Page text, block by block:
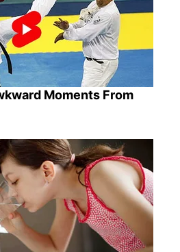
Moments From